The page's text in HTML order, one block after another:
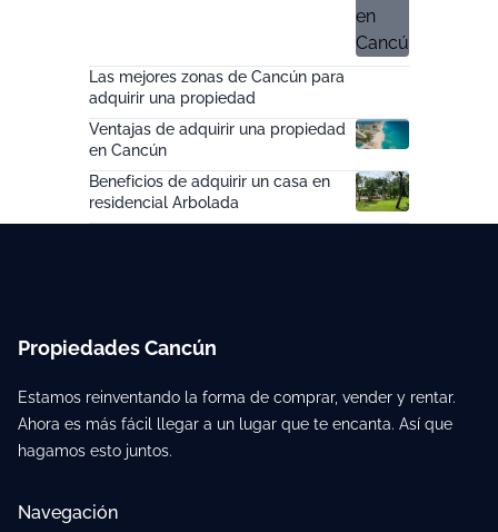
Las mejores zonas de Cancún para
adquirir una propiedad
Ventajas de adquirir una propiedad
en Cancún
Beneficios de adquirir un casa en
residencial Arbolada
Propiedades Cancún
Estamos reinventando la forma de comprar, vender y rentar.
Ahora es más fácil llegar a un lugar que te encanta. Así que
hagamos esto juntos.
Navegación